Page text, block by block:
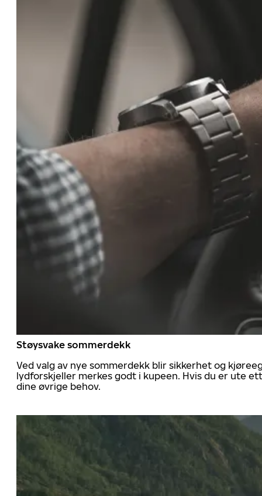
Støysvake sommerdekk
Ved valg av nye sommerdekk blir sikkerhet og
lydforskjeller merkes godt i kupeen. Hvis du er ute
dine øvrige behov.